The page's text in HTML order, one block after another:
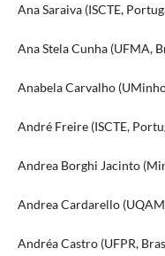
Ana Saraiva (ISCTE,
Ana Stela Cunha (UFMA,
Anabela Carvalho
André Freire (ISCTE,
Andrea Borghi Jacinto
Andrea Cardarello
Andréa Castro (UFPR,